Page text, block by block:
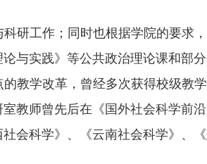
研工作；同时也根据学院的要求
与实践》等公共政治理论课和部分
教学改革，曾经多次获得校级教
教师曾先后在《国外社会科学前
会科学》、《云南社会科学》、